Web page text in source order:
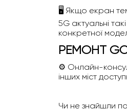
🖥️ Якщо екран
5G актуальні
конкретної
РЕМОНТ
⚙️ Онлайн-
інших міст
Чи не знайшли